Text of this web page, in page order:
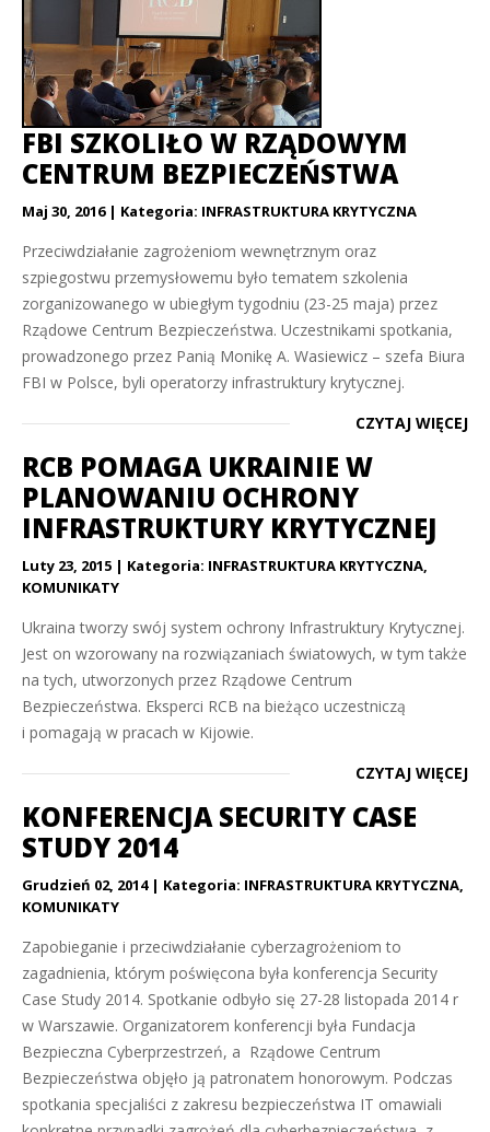
FBI SZKOLIŁO W RZĄDOWYM
CENTRUM BEZPIECZEŃSTWA
Maj 30, 2016 Kategoria: INFRASTRUKTURA KRYTYCZNA
Przeciwdziałanie zagrożeniom wewnętrznym oraz
szpiegostwu przemysłowemu było tematem szkolenia
zorganizowanego w ubiegłym tygodniu (23-25 maja) przez
Rządowe Centrum Bezpieczeństwa. Uczestnikami spotkania,
prowadzonego przez Panią Monikę A. Wasiewicz – szefa Biura
FBI w Polsce, byli operatorzy infrastruktury krytycznej.
CZYTAJ WIĘCEJ
RCB POMAGA UKRAINIE W
PLANOWANIU OCHRONY
INFRASTRUKTURY KRYTYCZNEJ
Luty 23, 2015 Kategoria: INFRASTRUKTURA KRYTYCZNA,
KOMUNIKATY
Ukraina tworzy swój system ochrony Infrastruktury Krytycznej.
Jest on wzorowany na rozwiązaniach światowych, w tym także
na tych, utworzonych przez Rządowe Centrum
Bezpieczeństwa. Eksperci RCB na bieżąco uczestniczą
i pomagają w pracach w Kijowie.
CZYTAJ WIĘCEJ
KONFERENCJA SECURITY CASE
STUDY 2014
Grudzień 02, 2014 Kategoria: INFRASTRUKTURA KRYTYCZNA,
KOMUNIKATY
Zapobieganie i przeciwdziałanie cyberzagrożeniom to
zagadnienia, którym poświęcona była konferencja Security
Case Study 2014. Spotkanie odbyło się 27-28 listopada 2014 r
w Warszawie. Organizatorem konferencji była Fundacja
Bezpieczna Cyberprzestrzeń, a Rządowe Centrum
Bezpieczeństwa objęło ją patronatem honorowym. Podczas
spotkania specjaliści z zakresu bezpieczeństwa IT omawiali